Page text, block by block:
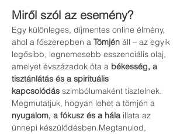
Miről szól az esemény?
Egy különleges, díjmentes online élmény,
ahol a főszerepben a Tömjén áll – az egyik
legősibb, legnemesebb esszenciális olaj,
amelyet évszázadok óta a békesség, a
tisztánlátás és a spirituális
kapcsolódás szimbólumaként tisztelnek.
Megmutatjuk, hogyan lehet a tömjén a
nyugalom, a fókusz és a hála illata az
ünnepi készülődésben.Megtanulod,